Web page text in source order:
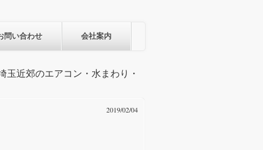
問い合わせ 会社案内
玉近郊のエアコン・水まわり・
2019/02/04